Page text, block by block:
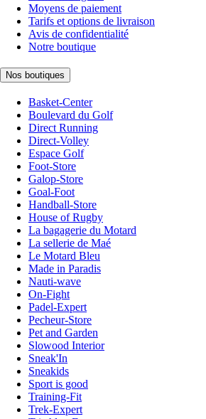
Moyens de paiement
Tarifs et options de livraison
Avis de confidentialité
Notre boutique
Nos boutiques
Basket-Center
Boulevard du Golf
Direct Running
Direct-Volley
Espace Golf
Foot-Store
Galop-Store
Goal-Foot
Handball-Store
House of Rugby
La bagagerie du Motard
La sellerie de Maé
Le Motard Bleu
Made in Paradis
Nauti-wave
On-Fight
Padel-Expert
Pecheur-Store
Pet and Garden
Slowood Interior
Sneak'In
Sneakids
Sport is good
Training-Fit
Trek-Expert